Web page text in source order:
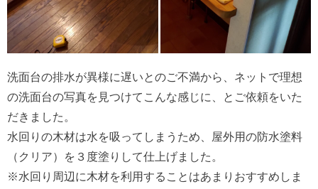
洗面台の排水が異様に遅いとのご不満から、ネットで理想
の洗面台の写真を見つけてこんな感じに、とご依頼をいた
だきました。
水回りの木材は水を吸ってしまうため、屋外用の防水塗料
（クリア）を３度塗りして仕上げました。
※水回り周辺に木材を利用することはあまりおすすめしま